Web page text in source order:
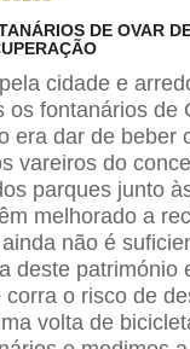
DE OVAR
cidade e
os fontanários de
era dar de beber
vareiros do
parques junto
melhorado a
não é
deste património
o risco de
volta de